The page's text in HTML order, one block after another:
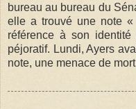
bureau au bureau du
elle a trouvé une note
référence à son identité
péjoratif. Lundi, Ayers
note, une menace de